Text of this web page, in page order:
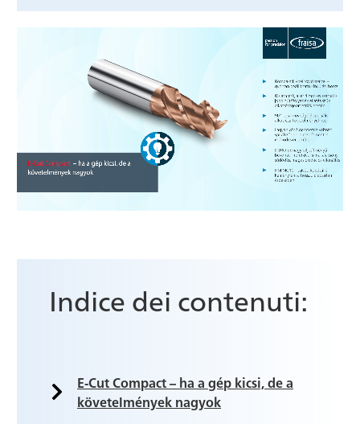
Indice dei contenuti:
E-Cut Compact – ha a gép kicsi, de a
követelmények nagyok